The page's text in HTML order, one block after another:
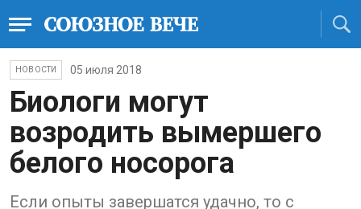
НОВОСТИ 05 июля 2018
Биологи могут
возродить вымершего
белого носорога
Если опыты завершатся удачно, то с